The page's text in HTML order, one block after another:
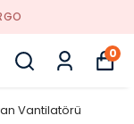
0
Vantilatörü